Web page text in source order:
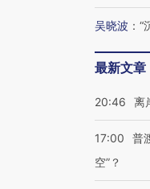
吴晓波 ： “
最新文章
20:46 离
17:00
普
空”？